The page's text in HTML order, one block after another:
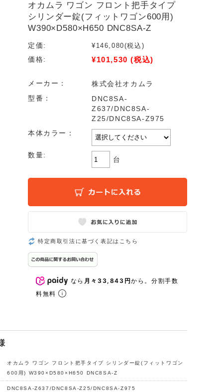
オカムラ ワゴン フロント把手タイプ
シリンダー錠(フィットワゴン600用)
W390×D580×H650 DNC8SA-Z
定価: ¥146,080(税込)
価格:
¥101,530 (税込)
メーカー：
株式会社オカムラ
型番：
DNC8SA-
Z637/DNC8SA-
Z25/DNC8SA-Z975
本体カラー：
数量:
台
特定商取引法に基づく表記はこちら
なら 月々33,843円から。分割手数
料無料
オカムラ ワゴン フロント把手タイプ シリンダー錠(フィットワゴン
600用) W390×D580×H650 DNC8SA-Z
DNC8SA-Z637/DNC8SA-Z25/DNC8SA-Z975